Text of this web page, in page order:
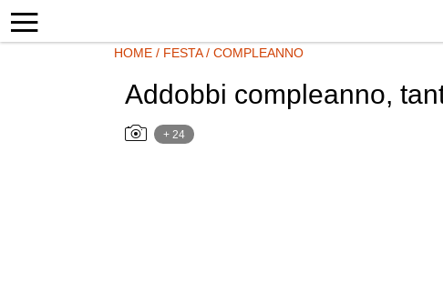
HOME / FESTA/ COMPLEANNO
Addobbi compleanno,
+ 24